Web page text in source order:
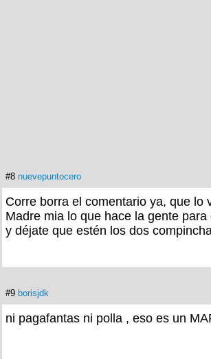
#8 nuevepuntocero
Corre borra el comentario ya, que lo
Madre mia lo que hace la gente
y déjate que estén los dos
#9 borisjdk
ni pagafantas ni polla , eso es un